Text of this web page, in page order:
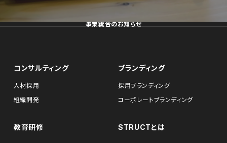
事業統合のお知らせ
コンサルティング
人材採用
組織開発
ブランディング
採用ブランディング
コーポレートブランディング
教育研修 STRUCTとは